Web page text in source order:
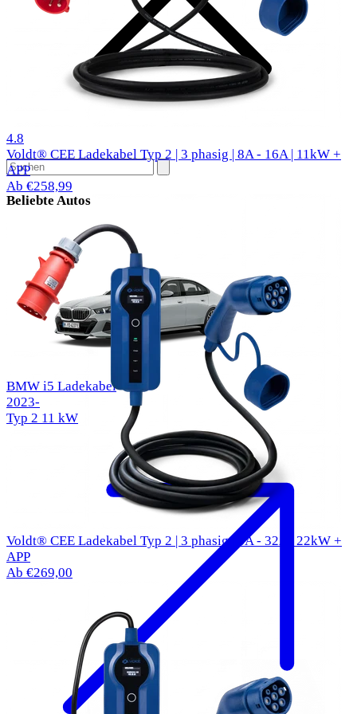
Beliebte Autos
BMW i5 Ladekabel
2023-
Typ 2 11 kW
4.8
Voldt® CEE Ladekabel Typ 2 | 3 phasig | 8A - 16A | 11kW +
APP
Ab €258,99
Voldt® CEE Ladekabel Typ 2 | 3 phasig | 8A - 32A | 22kW +
APP
Ab €269,00